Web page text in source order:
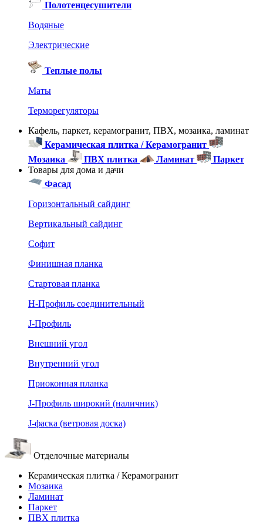
Полотенцесушители
Водяные
Электрические
Теплые полы
Маты
Терморегуляторы
Кафель, паркет, керамогранит, ПВХ, мозаика, ламинат
Керамическая плитка / Керамогранит
Мозаика
ПВХ плитка Ламинат
Паркет
Товары для дома и дачи
Фасад
Горизонтальный сайдинг
Вертикальный сайдинг
Софит
Финишная планка
Стартовая планка
Н-Профиль соединительный
J-Профиль
Внешний угол
Внутренний угол
Приоконная планка
J-Профиль широкий (наличник)
J-фаска (ветровая доска)
Отделочные материалы
Керамическая плитка / Керамогранит
Мозаика
Ламинат
Паркет
ПВХ плитка